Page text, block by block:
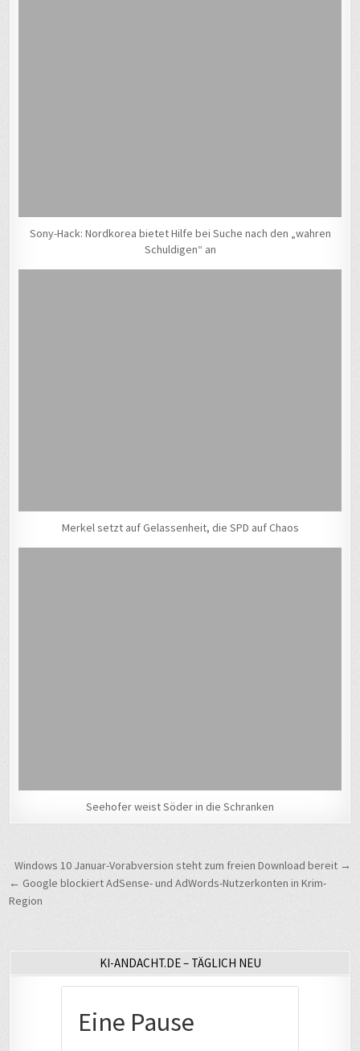
Sony-Hack: Nordkorea bietet Hilfe bei Suche nach den „wahren
Schuldigen“ an
Merkel setzt auf Gelassenheit, die SPD auf Chaos
Seehofer weist Söder in die Schranken
Beitragsnavigation
Windows 10 Januar-Vorabversion steht zum freien Download bereit →
← Google blockiert AdSense- und AdWords-Nutzerkonten in Krim-
Region
KI-ANDACHT.DE – TÄGLICH NEU